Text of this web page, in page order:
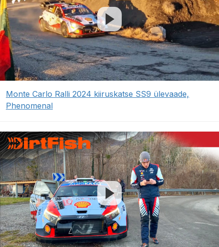
Monte Carlo Ralli 2024 kiiruskatse SS9 ülevaade,
Phenomenal